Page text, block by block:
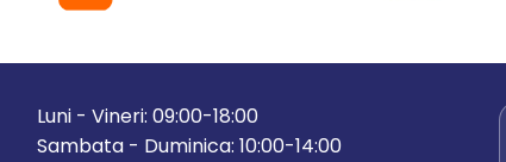
Luni - Vineri: 09:00-18:00
Sambata - Duminica: 10:00-14:00